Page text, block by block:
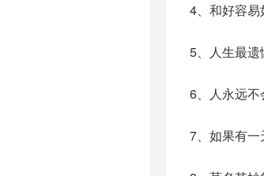
4、和好容易
5、人生最遗
6、人永远不
7、如果有一